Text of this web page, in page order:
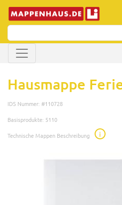
Hausmappe
IDS Nummer: #110728
Basisprodukte: 5110
Technische Mappen Beschreibung
i